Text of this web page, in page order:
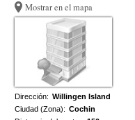
Mostrar en el mapa
Dirección: Willingen Island
Ciudad (Zona): Cochin